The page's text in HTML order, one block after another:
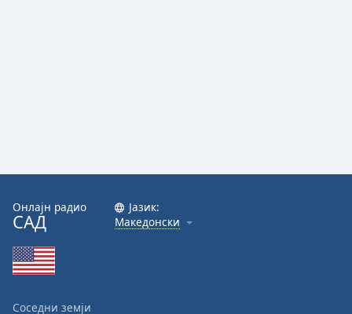
Онлајн радио
САД
Јазик:
Македонски
Соседни земји